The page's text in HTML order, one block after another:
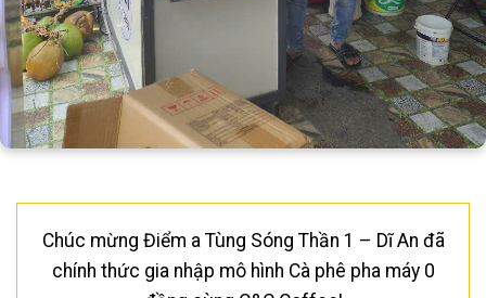
Chúc mừng Điểm a Tùng Sóng Thần 1 – Dĩ An đã
chính thức gia nhập mô hình Cà phê pha máy 0